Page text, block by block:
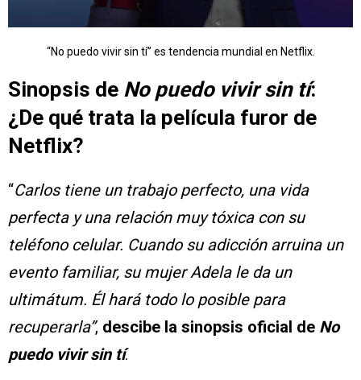
“No puedo vivir sin tí” es tendencia mundial en Netflix.
Sinopsis de No puedo vivir sin tí:
¿De qué trata la película furor de
Netflix?
“Carlos tiene un trabajo perfecto, una vida
perfecta y una relación muy tóxica con su
teléfono celular. Cuando su adicción arruina un
evento familiar, su mujer Adela le da un
ultimátum. Él hará todo lo posible para
recuperarla”, descibe la sinopsis oficial de No
puedo vivir sin tí.